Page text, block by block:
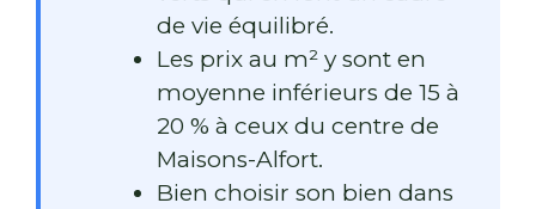
de vie équilibré.
Les prix au m² y sont en
moyenne inférieurs de 15 à
20 % à ceux du centre de
Maisons-Alfort.
Bien choisir son bien dans